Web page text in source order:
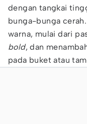
dengan tangkai
bunga-bunga
warna, mulai dari
bold, dan
pada buket atau